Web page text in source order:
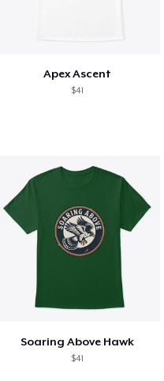
Apex Ascent
$41
Soaring Above Hawk
$41